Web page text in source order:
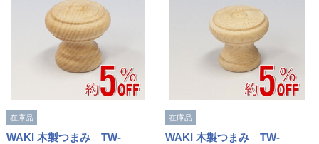
在庫品
WAKI 木製つまみ TW-
在庫品
WAKI 木製つまみ TW-